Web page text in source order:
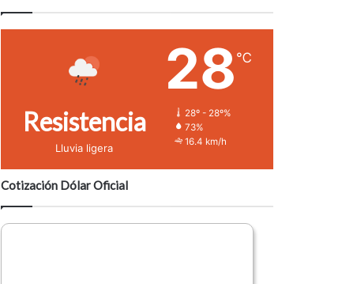
Resistencia
Lluvia ligera
28 ℃
28º - 28º%
73%
16.4 km/h
Cotización Dólar Oficial